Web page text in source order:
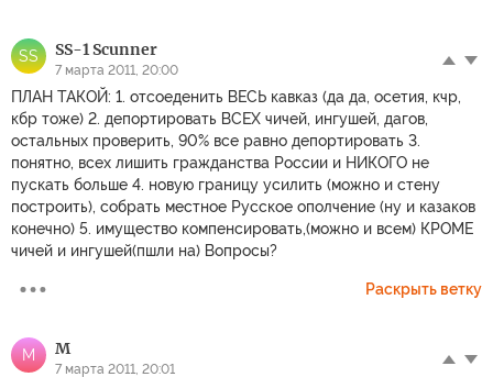
SS SS-1 Scunner
7 марта 2011, 20:00
ПЛАН ТАКОЙ: 1. отсоеденить ВЕСЬ кавказ (да да, осетия, кчр,
кбр тоже) 2. депортировать ВСЕХ чичей, ингушей, дагов,
остальных проверить, 90% все равно депортировать 3.
понятно, всех лишить гражданства России и НИКОГО не
пускать больше 4. новую границу усилить (можно и стену
построить), собрать местное Русское ополчение (ну и казаков
конечно) 5. имущество компенсировать,(можно и всем) КРОМЕ
чичей и ингушей(пшли на) Вопросы?
Раскрыть ветку
M M
7 марта 2011, 20:01